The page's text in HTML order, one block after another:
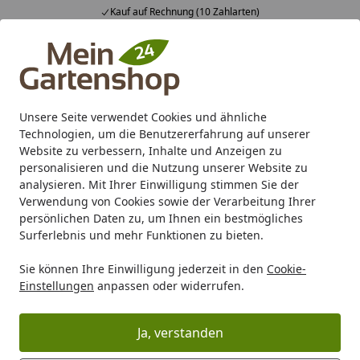
Unsere Seite verwendet Cookies und ähnliche
Technologien, um die Benutzererfahrung auf unserer
Website zu verbessern, Inhalte und Anzeigen zu
personalisieren und die Nutzung unserer Website zu
analysieren. Mit Ihrer Einwilligung stimmen Sie der
Verwendung von Cookies sowie der Verarbeitung Ihrer
persönlichen Daten zu, um Ihnen ein bestmögliches
Surferlebnis und mehr Funktionen zu bieten.
Sie können Ihre Einwilligung jederzeit in den Cookie-
Einstellungen anpassen oder widerrufen.
Ja, verstanden
Kauf auf Rechnung (10 Zahlarten)
Alle Produkte
Mein Konto
Suchen
Karibu Pools inkl. gratis Sandfilteranlage & Pool-
Starterset (Gesamtwert bis 468,99€)
Startseite
Marken Kömpf Kömpf Dämmungspakete
Kömpf Dämmungspakete
Ihre Artikelübersicht